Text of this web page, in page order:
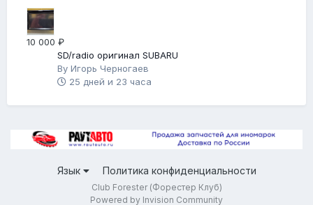
10 000 ₽
SD/radio оригинал SUBARU
By Игорь Черногаев
25 дней и 23 часа
Язык Политика конфиденциальности
Club Forester (Форестер Клуб)
Powered by Invision Community